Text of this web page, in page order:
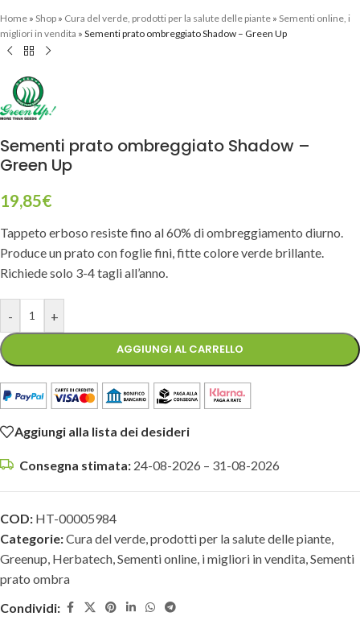
Home » Shop » Cura del verde, prodotti per la salute delle piante » Sementi online, i
migliori in vendita » Sementi prato ombreggiato Shadow – Green Up
Sementi prato ombreggiato Shadow –
Green Up
19,85€
Tappeto erboso resiste fino al 60% di ombreggiamento diurno.
Produce un prato con foglie fini, fitte colore verde brillante.
Richiede solo 3-4 tagli all’anno.
- +
AGGIUNGI AL CARRELLO
Aggiungi alla lista dei desideri
Consegna stimata: 24-08-2026 – 31-08-2026
COD: HT-00005984
Categorie:Cura del verde, prodotti per la salute delle piante,
Greenup, Herbatech,Sementi online, i migliori in vendita,Sementi
prato ombra
Condividi: